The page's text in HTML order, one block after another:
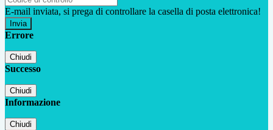
E-mail inviata, si prega di controllare la casella di posta elettronica!
Errore
Chiudi
Successo
Chiudi
Informazione
Chiudi